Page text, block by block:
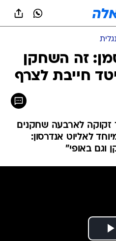
זה השחקן
חייבת לצרף
זקוקה לארבעה שחקנים
לאליוט אנדרסון:
וגם באופי"